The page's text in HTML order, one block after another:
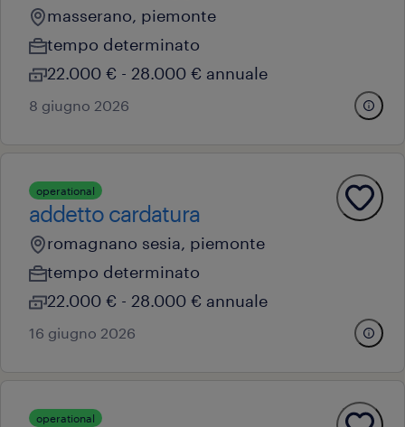
masserano, piemonte
tempo determinato
22.000 € - 28.000 € annuale
8 giugno 2026
operational
addetto cardatura
romagnano sesia, piemonte
tempo determinato
22.000 € - 28.000 € annuale
16 giugno 2026
operational